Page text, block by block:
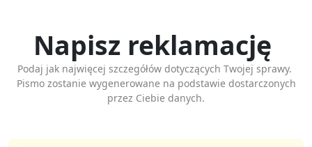
Napisz reklamację
Podaj jak najwięcej szczegółów dotyczących Twojej sprawy.
Pismo zostanie wygenerowane na podstawie dostarczonych
przez Ciebie danych.